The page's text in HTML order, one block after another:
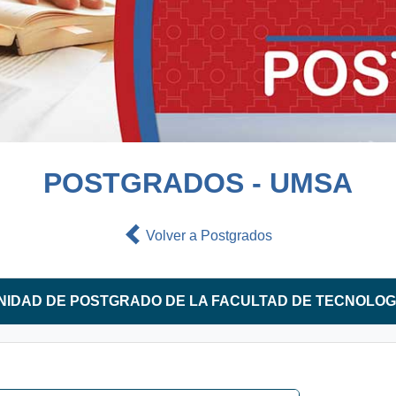
POSTGRADOS - UMSA
Volver a Postgrados
DE POSTGRADO DE LA FACULTAD DE